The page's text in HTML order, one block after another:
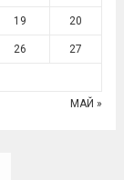
19 20
26 27
МАЙ »